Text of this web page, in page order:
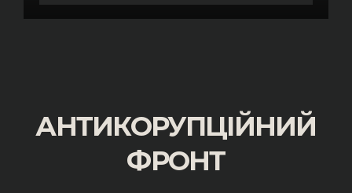
АНТИКОРУПЦІЙНИЙ
ФРОНТ